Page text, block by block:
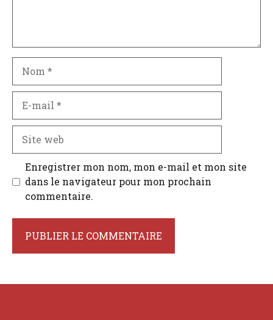
mail
Site
web
Enregistrer mon nom, mon e-mail et mon site
dans le navigateur pour mon prochain
commentaire.